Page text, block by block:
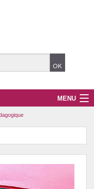
MENU